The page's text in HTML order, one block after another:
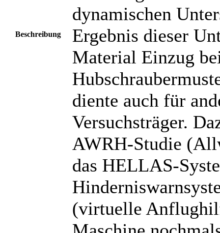
Beschreibung
dynamischen
Ergebnis dieser
Material Einzug
diente auch für
Versuchsträger.
AWRH-Studie
das HELLAS-
(virtuelle